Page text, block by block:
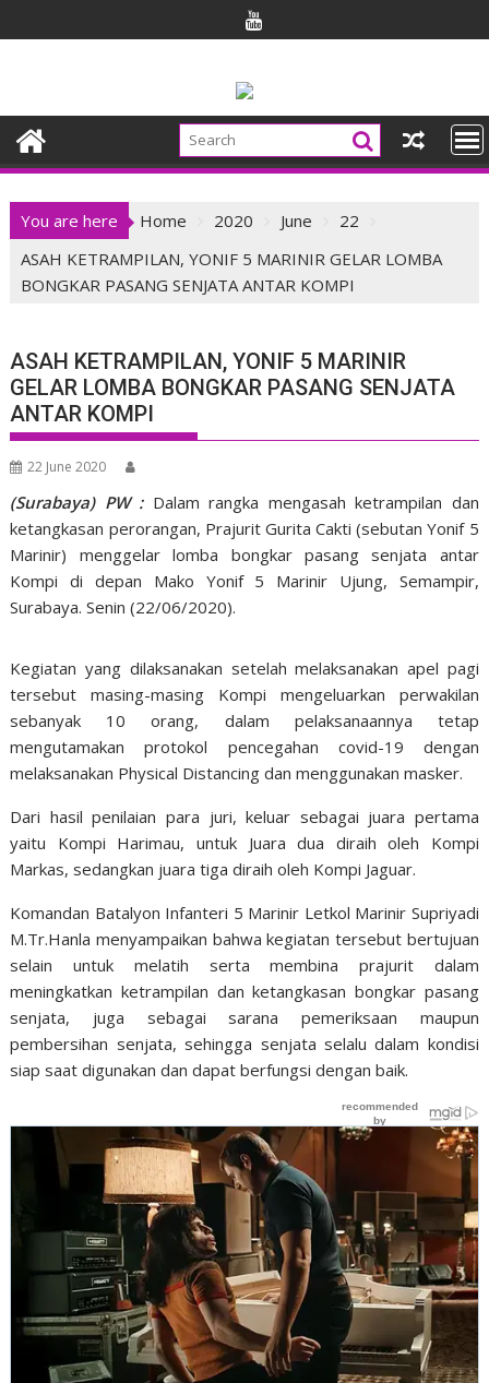
to
You are here Home 2020 June
22
ASAH KETRAMPILAN, YONIF 5 MARINIR GELAR LOMBA
BONGKAR PASANG SENJATA ANTAR KOMPI
ASAH KETRAMPILAN, YONIF 5 MARINIR
GELAR LOMBA BONGKAR PASANG SENJATA
ANTAR KOMPI
22 June 2020
(Surabaya) PW :Dalam rangka mengasah ketrampilan dan
ketangkasan perorangan, Prajurit Gurita Cakti (sebutan Yonif 5
Marinir) menggelar lomba bongkar pasang senjata antar
Kompi di depan Mako Yonif 5 Marinir Ujung, Semampir,
Surabaya. Senin (22/06/2020).
Kegiatan yang dilaksanakan setelah melaksanakan apel pagi
tersebut masing-masing Kompi mengeluarkan perwakilan
sebanyak 10 orang, dalam pelaksanaannya tetap
mengutamakan protokol pencegahan covid-19 dengan
melaksanakan Physical Distancing dan menggunakan masker.
Dari hasil penilaian para juri, keluar sebagai juara pertama
yaitu Kompi Harimau, untuk Juara dua diraih oleh Kompi
Markas, sedangkan juara tiga diraih oleh Kompi Jaguar.
Komandan Batalyon Infanteri 5 Marinir Letkol Marinir Supriyadi
M.Tr.Hanla menyampaikan bahwa kegiatan tersebut bertujuan
selain untuk melatih serta membina prajurit dalam
meningkatkan ketrampilan dan ketangkasan bongkar pasang
senjata, juga sebagai sarana pemeriksaan maupun
pembersihan senjata, sehingga senjata selalu dalam kondisi
siap saat digunakan dan dapat berfungsi dengan baik.